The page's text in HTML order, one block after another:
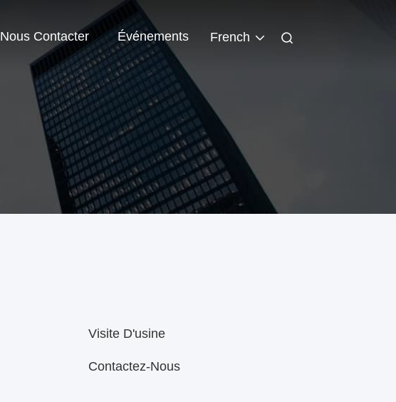
Nous Contacter Événements French
Visite D'usine
Contactez-Nous